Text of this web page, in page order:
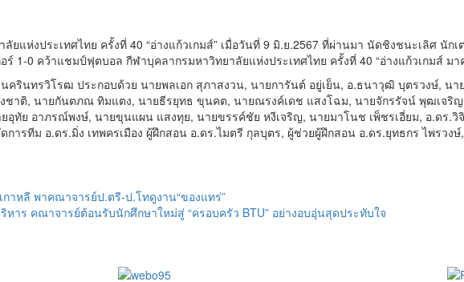
แห่งประเทศไทย ครั้งที่ 40 “อ่างแก้วเกมส์” เมื่อวันที่ 9 มิ.ย.2567 ที่ผ่านมา นัดชิงชนะเลิศ นั
1-0 คว้าแชมป์ฟุตบอล กีฬาบุคลากรมหาวิทยาลัยแห่งประเทศไทย ครั้งที่ 40 “อ่างแก้วเกมส์ มา
ครินทรวิโรฒ ประกอบด้วย นายพลเอก สุภาสงวน, นายการันต์ อยู่เย็น, อ.ธนาวุฒิ บุตรวงษ์, นา
าติ, นายกันตภณ ทิมแตง, นายธีรยุทธ ขุนคต, นายณรงค์เดช แสงโฉม, นายจักรรัจน์ พุฒเจริ
ทัย อาภรณ์พงษ์, นายขุนแผน แสงทุย, นายขรรค์ชัย หงีเจริญ, นายมาโนช เพ็ชรเอี่ยม, อ.ดร.วิ
ารทีม อ.ดร.มิ่ง เทพครเมือง ผู้ฝึกสอน อ.ดร.ไมตรี กุลบุตร, ผู้ช่วยผู้ฝึกสอน อ.ดร.ยุทธกร ไพรว
าหลี พาคณาจารย์ป.ตรี-ป.โทดูงาน“ของแทร่”
หาร คณาจารย์ต้อนรับนักศึกษาใหม่สู่ “ครอบครัว BTU” อย่างอบอุ่นสุดประทับใจ